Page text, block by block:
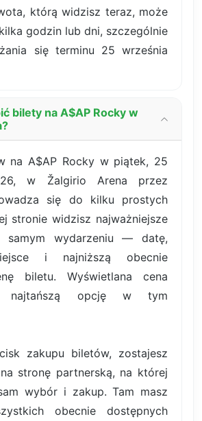
którą widzisz teraz, może
godzin lub dni, szczególnie
się terminu 25 września
bilety na A$AP Rocky w
na A$AP Rocky w piątek, 25
w Žalgirio Arena przez
się do kilku prostych
stronie widzisz najważniejsze
samym wydarzeniu — datę,
i najniższą obecnie
biletu. Wyświetlana cena
najtańszą opcję w tym
zakupu biletów, zostajesz
stronę partnerską, na której
wybór i zakup. Tam masz
obecnie dostępnych